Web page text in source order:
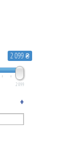
2 099 ₴
2 099
+